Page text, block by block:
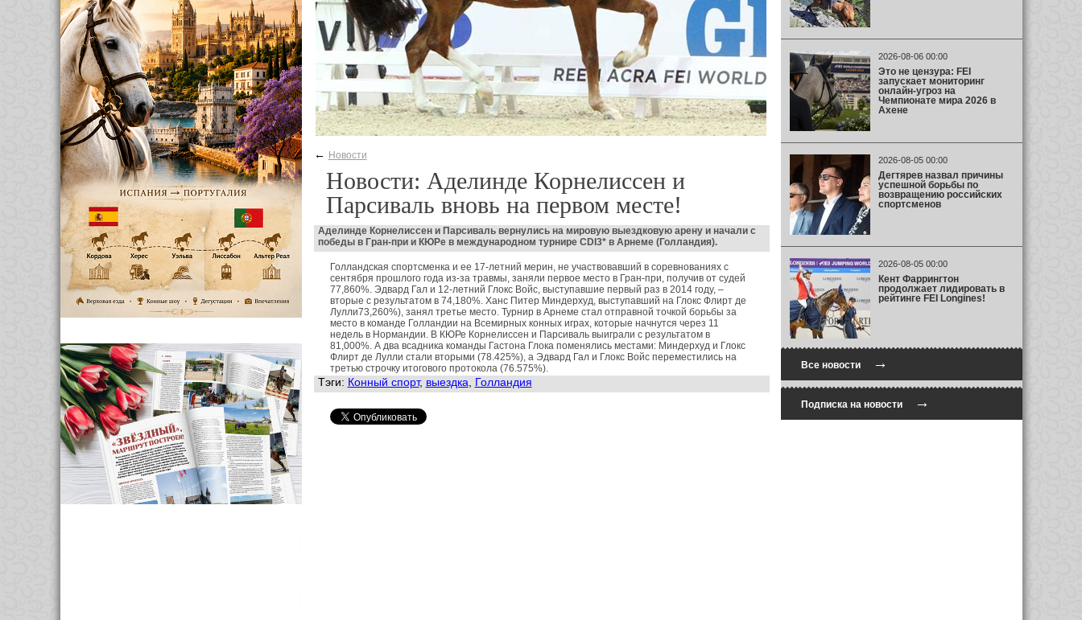
← Новости
Новости: Аделинде Корнелиссен и
Парсиваль вновь на первом месте!
Аделинде Корнелиссен и Парсиваль вернулись на мировую выездковую арену и начали с
победы в Гран-при и КЮРе в международном турнире CDI3* в Арнеме (Голландия).
Голландская спортсменка и ее 17-летний мерин, не участвовавший в соревнованиях с
сентября прошлого года из-за травмы, заняли первое место в Гран-при, получив от судей
77,860%. Эдвард Гал и 12-летний Глокс Войс, выступавшие первый раз в 2014 году, –
вторые с результатом в 74,180%. Ханс Питер Миндерхуд, выступавший на Глокс Флирт де
Лулли73,260%), занял третье место. Турнир в Арнеме стал отправной точкой борьбы за
место в команде Голландии на Всемирных конных играх, которые начнутся через 11
недель в Нормандии. В КЮРе Корнелиссен и Парсиваль выиграли с результатом в
81,000%. А два всадника команды Гастона Глока поменялись местами: Миндерхуд и Глокс
Флирт де Лулли стали вторыми (78.425%), а Эдвард Гал и Глокс Войс переместились на
третью строчку итогового протокола (76.575%).
Тэги: Конный спорт, выездка Голландия
2026-08-06 00:00
Это не цензура: FEI
запускает мониторинг
онлайн-угроз на
Чемпионате мира 2026 в
Ахене
2026-08-05 00:00
Дегтярев назвал причины
успешной борьбы по
возвращению российских
спортсменов
2026-08-05 00:00
Кент Фаррингтон
продолжает лидировать в
рейтинге FEI Longines!
Все новости→
Подписка на новости→